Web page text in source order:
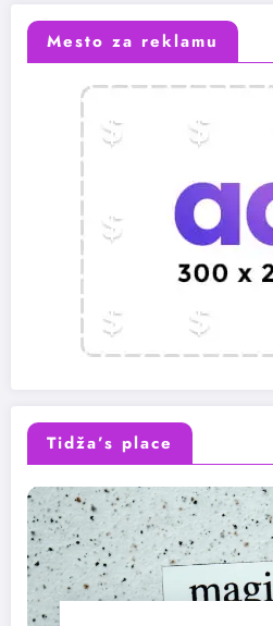
Mesto za reklamu
Tidža’s place